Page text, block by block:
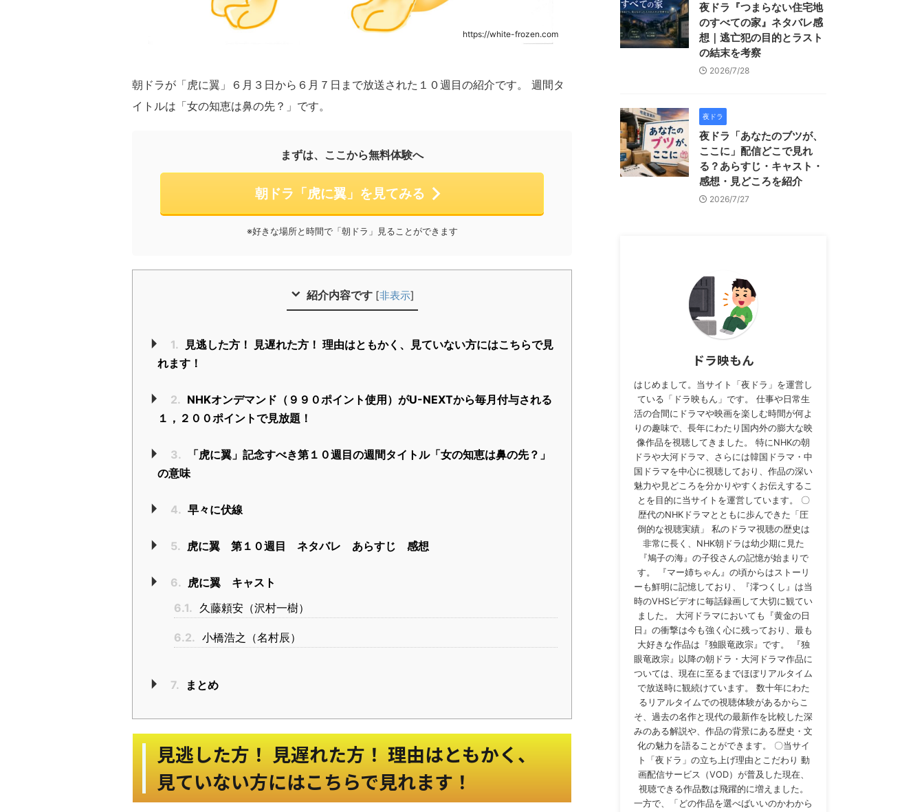
https://white-frozen.com
朝ドラが「虎に翼」６月３日から６月７日まで放送された１０週目の紹介です。 週間タ
イトルは「女の知恵は鼻の先？」です。
まずは、ここから無料体験へ
朝ドラ「虎に翼」を見てみる
※好きな場所と時間で「朝ドラ」見ることができます
紹介内容です [非表示]
1.
見逃した方！ 見遅れた方！ 理由はともかく、見ていない方にはこちらで見
れます！
2. NHKオンデマンド（９９０ポイント使用）がU-NEXTから毎月付与される
１，２００ポイントで見放題！
3.
「虎に翼」記念すべき第１０週目の週間タイトル「女の知恵は鼻の先？」
の意味
4. 早々に伏線
5. 虎に翼 第１０週目 ネタバレ あらすじ 感想
6. 虎に翼 キャスト
6.1. 久藤頼安（沢村一樹）
6.2. 小橋浩之（名村辰）
7. まとめ
見逃した方！ 見遅れた方！ 理由はともかく、
見ていない方にはこちらで見れます！
夜ドラ『つまらない住宅地
のすべての家』ネタバレ感
想｜逃亡犯の目的とラスト
の結末を考察
2026/7/28
夜ドラ
夜ドラ「あなたのブツが、
ここに」配信どこで見れ
る？あらすじ・キャスト・
感想・見どころを紹介
2026/7/27
ドラ映もん
はじめまして。当サイト「夜ドラ」を運営し
ている「ドラ映もん」です。 仕事や日常生
活の合間にドラマや映画を楽しむ時間が何よ
りの趣味で、長年にわたり国内外の膨大な映
像作品を視聴してきました。 特にNHKの朝
ドラや大河ドラマ、さらには韓国ドラマ・中
国ドラマを中心に視聴しており、作品の深い
魅力や見どころを分かりやすくお伝えするこ
とを目的に当サイトを運営しています。 〇
歴代のNHKドラマとともに歩んできた「圧
倒的な視聴実績」 私のドラマ視聴の歴史は
非常に長く、NHK朝ドラは幼少期に見た
『鳩子の海』の子役さんの記憶が始まりで
す。 『マー姉ちゃん』の頃からはストーリ
ーも鮮明に記憶しており、『澪つくし』は当
時のVHSビデオに毎話録画して大切に観てい
ました。 大河ドラマにおいても『黄金の日
日』の衝撃は今も強く心に残っており、最も
大好きな作品は『独眼竜政宗』です。 『独
眼竜政宗』以降の朝ドラ・大河ドラマ作品に
ついては、現在に至るまでほぼリアルタイム
で放送時に観続けています。 数十年にわた
るリアルタイムでの視聴体験があるからこ
そ、過去の名作と現代の最新作を比較した深
みのある解説や、作品の背景にある歴史・文
化の魅力を語ることができます。 〇当サイ
ト「夜ドラ」の立ち上げ理由とこだわり 動
画配信サービス（VOD）が普及した現在、
視聴できる作品数は飛躍的に増えました。
一方で、「どの作品を選べばいいのかわから